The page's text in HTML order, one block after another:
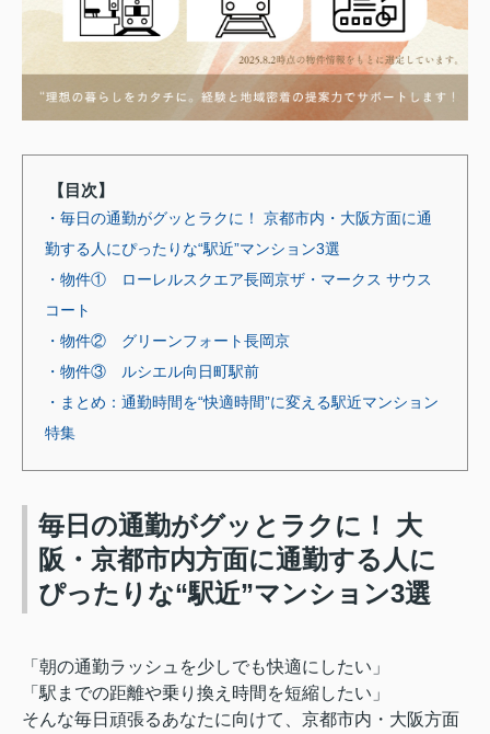
【目次】
・毎日の通勤がグッとラクに！ 京都市内・大阪方面に通
勤する人にぴったりな“駅近”マンション3選
・物件① ローレルスクエア長岡京ザ・マークス サウス
コート
・物件② グリーンフォート長岡京
・物件③ ルシエル向日町駅前
・まとめ：通勤時間を“快適時間”に変える駅近マンション
特集
毎日の通勤がグッとラクに！ 大
阪・京都市内方面に通勤する人に
ぴったりな“駅近”マンション3選
「朝の通勤ラッシュを少しでも快適にしたい」
「駅までの距離や乗り換え時間を短縮したい」
そんな毎日頑張るあなたに向けて、京都市内・大阪方面